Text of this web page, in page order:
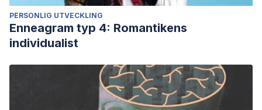
PERSONLIG UTVECKLING
Enneagram typ 4: Romantikens
individualist